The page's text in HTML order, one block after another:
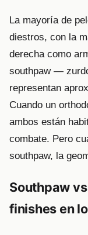
La mayoría de
diestros, con la
derecha como
southpaw —
representan
Cuando un
ambos están
combate. Pero
southpaw, la
Southpaw
finishes en